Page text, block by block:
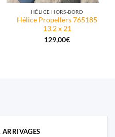
HÉLICE HORS-BORD
Hélice Propellers 765185
13.2 x 21
129,00€